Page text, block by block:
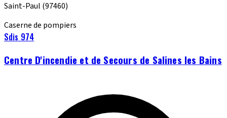
Saint-Paul (97460)
Caserne de pompiers
Sdis 974
Centre D'incendie et de Secours de Salines les Bains